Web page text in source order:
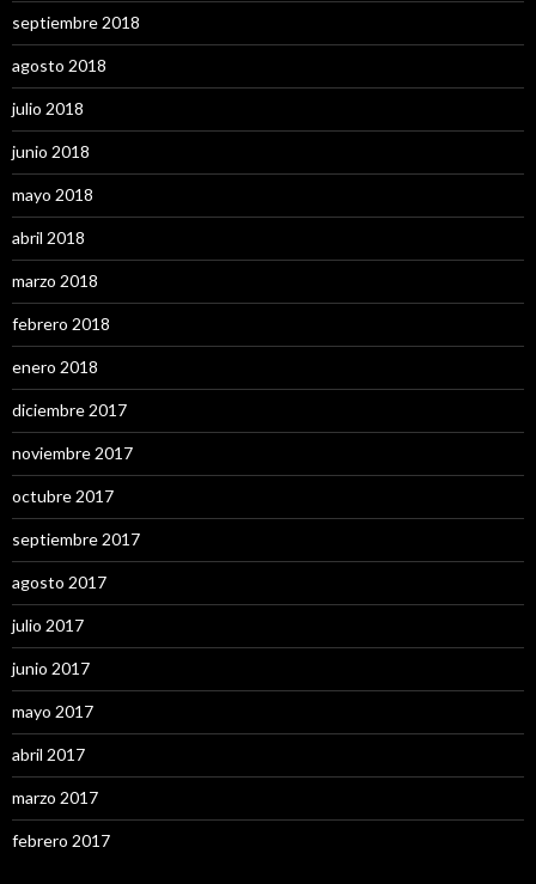
septiembre 2018
agosto 2018
julio 2018
junio 2018
mayo 2018
abril 2018
marzo 2018
febrero 2018
enero 2018
diciembre 2017
noviembre 2017
octubre 2017
septiembre 2017
agosto 2017
julio 2017
junio 2017
mayo 2017
abril 2017
marzo 2017
febrero 2017